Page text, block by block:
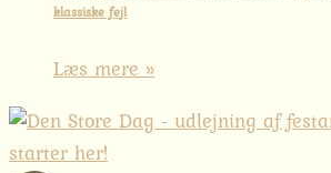
klassiske fejl
Læs mere »